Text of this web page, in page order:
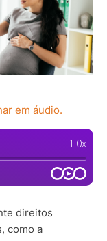
em áudio.
direitos
como a